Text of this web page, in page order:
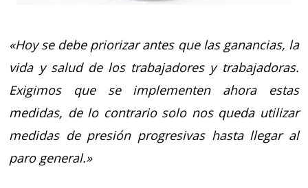
«Hoy se debe priorizar antes que las ganancias, la
vida y salud de los trabajadores y trabajadoras.
Exigimos que se implementen ahora estas
medidas, de lo contrario solo nos queda utilizar
medidas de presión progresivas hasta llegar al
paro general.»